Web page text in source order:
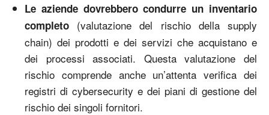
Le aziende dovrebbero condurre un inventario
completo (valutazione del rischio della supply
chain) dei prodotti e dei servizi che acquistano e
dei processi associati. Questa valutazione del
rischio comprende anche un’attenta verifica dei
registri di cybersecurity e dei piani di gestione del
rischio dei singoli fornitori.